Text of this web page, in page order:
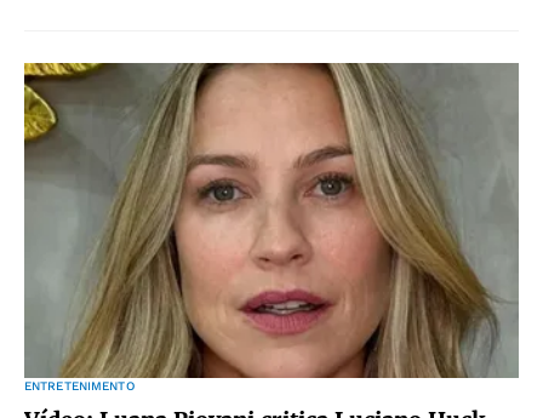
ENTRETENIMENTO